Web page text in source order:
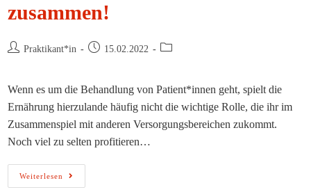
zusammen!
Beitrags-Praktikant*in
Beitrag15.02.2022
Beitrags-
Wenn es um die Behandlung von Patient*innen geht, spielt die
Ernährung hierzulande häufig nicht die wichtige Rolle, die ihr im
Zusammenspiel mit anderen Versorgungsbereichen zukommt.
Noch viel zu selten profitieren…
Weiterlesen
AG
EMET